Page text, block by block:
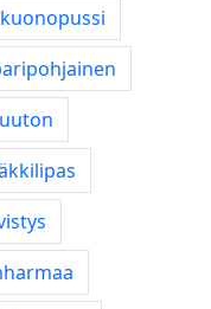
kuonopussi